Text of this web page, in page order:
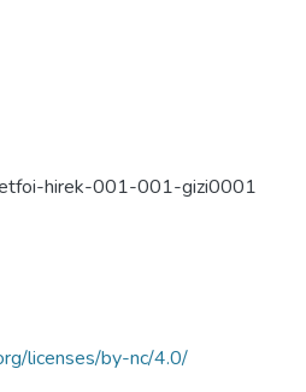
hirek-001-001-gizi0001
licenses/by-nc/4.0/